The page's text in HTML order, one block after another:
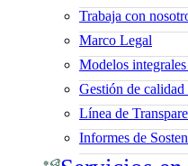
Trabaja con
Marco Legal
Modelos
Gestión de
Línea de
Informes de